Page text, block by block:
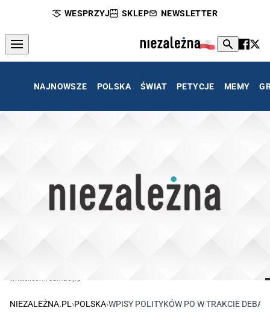
WESPRZYJ SKLEP NEWSLETTER
NAJNOWSZE POLSKA ŚWIAT PETYCJE MEMY
NIEZALEŻNA.PL ›POLSKA›WPISY POLITYKÓW PO W TRAKCIE